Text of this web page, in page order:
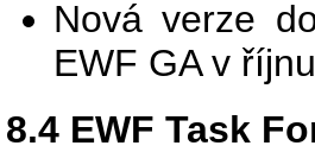
Nová verze
EWF GA v
8.4 EWF Task